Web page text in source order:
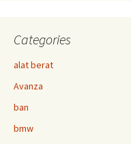
Categories
alat berat
Avanza
ban
bmw